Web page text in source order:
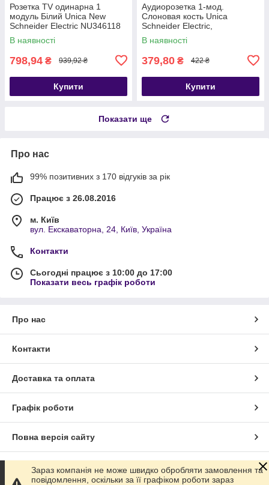
Розетка TV одинарна 1
модуль Білий Unica New
Schneider Electric NU346118
В наявності
798,94 ₴ 939,92 ₴
Купити
Аудиорозетка 1-мод.
Слоновая кость Unica
Schneider Electric,
MGU3.487.25
В наявності
379,80 ₴ 422 ₴
Купити
Показати ще
Про нас
99% позитивних з 170 відгуків за рік
Працює з 26.08.2016
м. Київ
вул. Екскаваторна, 24, Київ, Україна
Контакти
Сьогодні працює з 10:00 до 17:00
Показати весь графік роботи
Про нас
Контакти
Доставка та оплата
Графік роботи
Повна версія сайту
Сайт створено на маркетплейсі Prom.ua
Зараз компанія не може швидко обробляти замовлення та
повідомлення, оскільки за її графіком роботи зараз